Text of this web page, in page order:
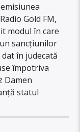
Gold FM,
modul în care
sancțiunilor
în judecată
împotriva
Damen
statul